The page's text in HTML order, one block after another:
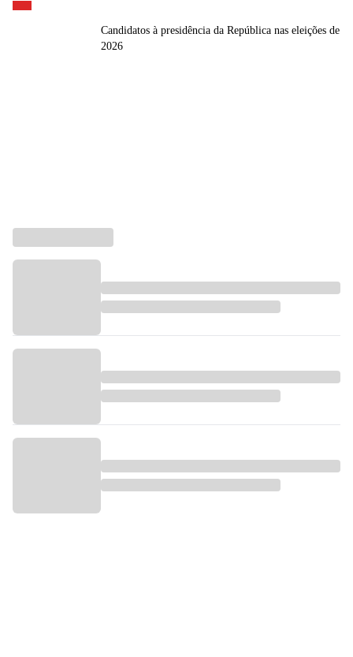
Candidatos à presidência da República nas eleições de
2026